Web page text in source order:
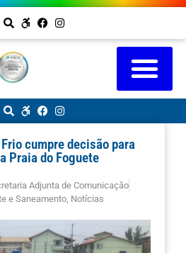
cumpre decisão para
Praia do Foguete
Adjunta de Comunicação
e Saneamento Notícias